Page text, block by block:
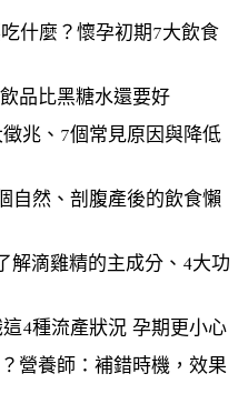
什麼？懷孕初期7大飲食
品比黑糖水還要好
兆、7個常見原因與降低
自然、剖腹產後的飲食懶
解滴雞精的主成分、4大功
4種流產狀況 孕期更小心
營養師：補錯時機，效果